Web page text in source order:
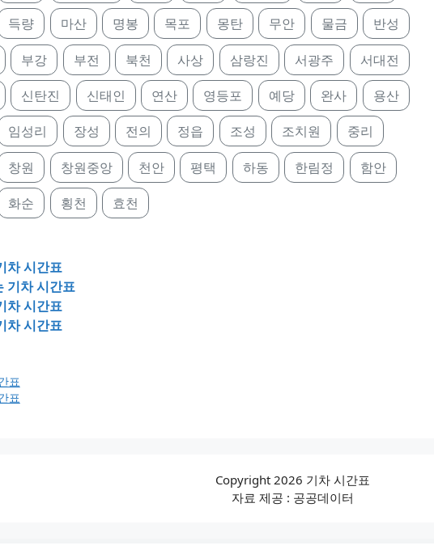
득량 마산 명봉 목포 몽탄 무안 물금 반성
부강 부전 북천 사상 삼랑진 서광주 서대전
신탄진 신태인 연산 영등포 예당 완사 용산
임성리 장성 전의 정읍 조성 조치원 중리
창원 창원중앙 천안 평택 하동 한림정 함안
화순 횡천 효천
차 시간표
기차 시간표
차 시간표
차 시간표
표
표
Copyright 2026 기차 시간표
자료 제공 : 공공데이터